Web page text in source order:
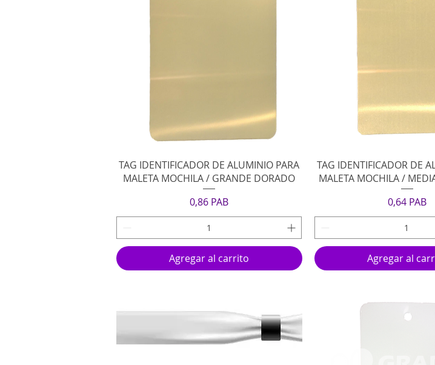
Vista rápida
TAG IDENTIFICADOR DE ALUMINIO PARA
MALETA MOCHILA / GRANDE DORADO
Precio
0,86 PAB
Agregar al carrito
Vista rápida
TAG IDENTIFICADOR DE
MALETA MOCHILA /
Precio
0,64 PAB
Agregar al